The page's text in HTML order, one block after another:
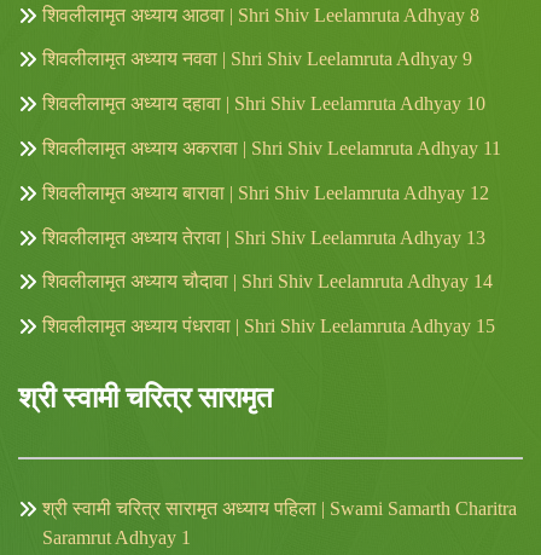
शिवलीलामृत अध्याय आठवा | Shri Shiv Leelamruta Adhyay 8
शिवलीलामृत अध्याय नववा | Shri Shiv Leelamruta Adhyay 9
शिवलीलामृत अध्याय दहावा | Shri Shiv Leelamruta Adhyay 10
शिवलीलामृत अध्याय अकरावा | Shri Shiv Leelamruta Adhyay 11
शिवलीलामृत अध्याय बारावा | Shri Shiv Leelamruta Adhyay 12
शिवलीलामृत अध्याय तेरावा | Shri Shiv Leelamruta Adhyay 13
शिवलीलामृत अध्याय चौदावा | Shri Shiv Leelamruta Adhyay 14
शिवलीलामृत अध्याय पंधरावा | Shri Shiv Leelamruta Adhyay 15
श्री स्वामी चरित्र सारामृत
श्री स्वामी चरित्र सारामृत अध्याय पहिला | Swami Samarth Charitra
Saramrut Adhyay 1